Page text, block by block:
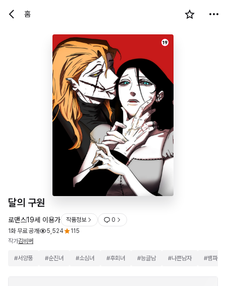
홈
달의 구원
로맨스19세 이용가 작품정보
0
1화 무료 공개
5,524
115
작가김비버
#서양풍 #순진녀 #소심녀 #후회녀 #능글남 #나쁜남자 #뱀파이